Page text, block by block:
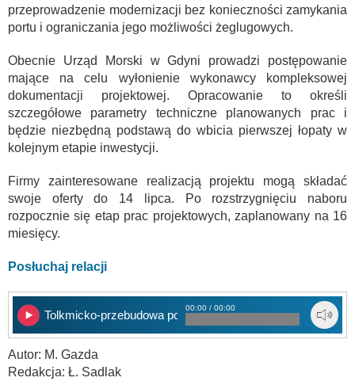
przeprowadzenie modernizacji bez konieczności zamykania
portu i ograniczania jego możliwości żeglugowych.
Obecnie Urząd Morski w Gdyni prowadzi postępowanie
mające na celu wyłonienie wykonawcy kompleksowej
dokumentacji projektowej. Opracowanie to określi
szczegółowe parametry techniczne planowanych prac i
będzie niezbędną podstawą do wbicia pierwszej łopaty w
kolejnym etapie inwestycji.
Firmy zainteresowane realizacją projektu mogą składać
swoje oferty do 14 lipca. Po rozstrzygnięciu naboru
rozpocznie się etap prac projektowych, zaplanowany na 16
miesięcy.
Posłuchaj relacji
Tolkmicko-przebudowa portu
00:00 / 00:00
Autor: M. Gazda
Redakcja: Ł. Sadlak